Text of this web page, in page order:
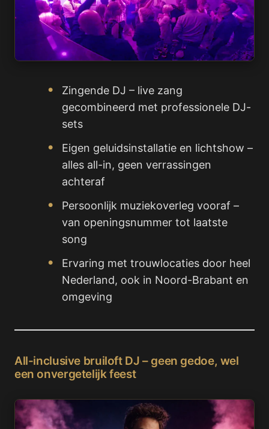
Zingende DJ – live zang
gecombineerd met professionele DJ-
sets
Eigen geluidsinstallatie en lichtshow –
alles all-in, geen verrassingen
achteraf
Persoonlijk muziekoverleg vooraf –
van openingsnummer tot laatste
song
Ervaring met trouwlocaties door heel
Nederland, ook in Noord-Brabant en
omgeving
All-inclusive bruiloft DJ – geen gedoe, wel
een onvergetelijk feest